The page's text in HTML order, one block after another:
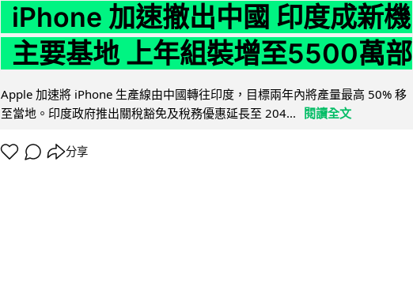
iPhone 加速撤出中國 印度成新機
主要基地 上年組裝增至5500萬部
Apple 加速將 iPhone 生產線由中國轉往印度，目標兩年內將產量最高 50% 移
至當地。印度政府推出關稅豁免及稅務優惠延長至 204...
閱讀全文
分享